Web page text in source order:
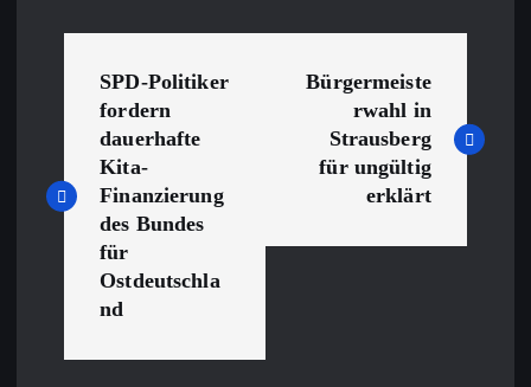
i
SPD-Politiker
fordern
dauerhafte
Kita-
Finanzierung
des Bundes
für
Ostdeutschla
nd
Bürgermeiste
rwahl in
Strausberg
für ungültig
erklärt